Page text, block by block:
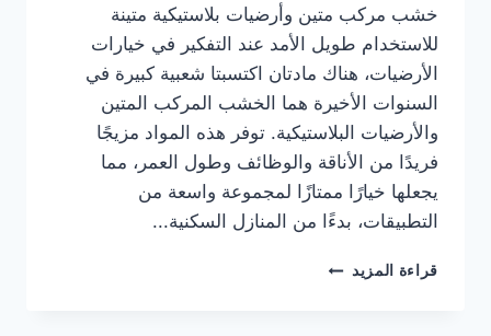
خشب مركب متين وأرضيات بلاستيكية متينة
للاستخدام طويل الأمد عند التفكير في خيارات
الأرضيات، هناك مادتان اكتسبتا شعبية كبيرة في
السنوات الأخيرة هما الخشب المركب المتين
والأرضيات البلاستيكية. توفر هذه المواد مزيجًا
فريدًا من الأناقة والوظائف وطول العمر، مما
يجعلها خيارًا ممتازًا لمجموعة واسعة من
التطبيقات، بدءًا من المنازل السكنية...
قراءة المزيد أرضيات